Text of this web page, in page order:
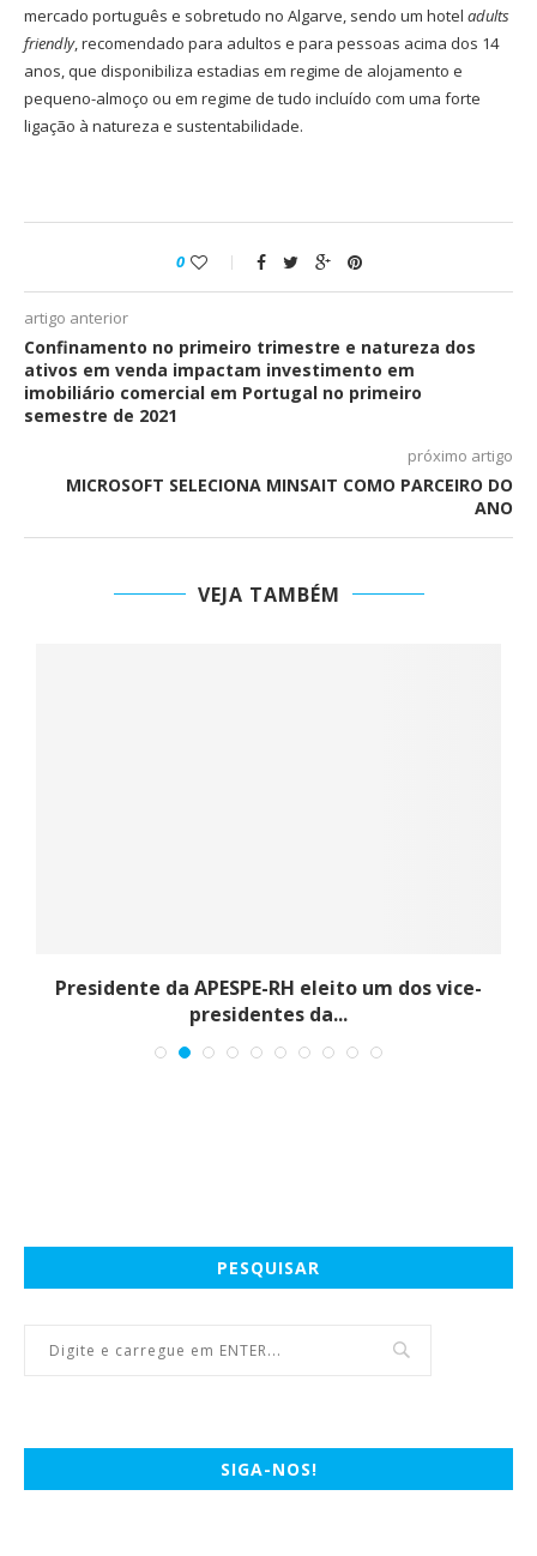
mercado português e sobretudo no Algarve, sendo um hotel adults
friendly, recomendado para adultos e para pessoas acima dos 14
anos, que disponibiliza estadias em regime de alojamento e
pequeno-almoço ou em regime de tudo incluído com uma forte
ligação à natureza e sustentabilidade.
0
artigo anterior
Confinamento no primeiro trimestre e natureza dos
ativos em venda impactam investimento em
imobiliário comercial em Portugal no primeiro
semestre de 2021
próximo artigo
MICROSOFT SELECIONA MINSAIT COMO PARCEIRO DO
ANO
VEJA TAMBÉM
Presidente da APESPE-RH eleito um dos vice-
presidentes da...
PESQUISAR
SIGA-NOS!